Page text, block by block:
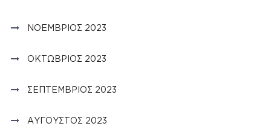
ΝΟΈΜΒΡΙΟΣ 2023
ΟΚΤΏΒΡΙΟΣ 2023
ΣΕΠΤΈΜΒΡΙΟΣ 2023
ΑΎΓΟΥΣΤΟΣ 2023